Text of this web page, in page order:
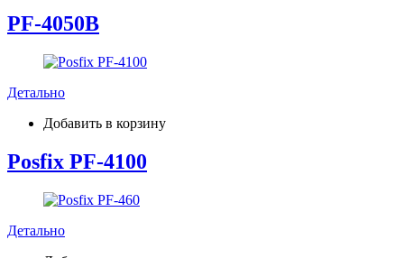
PF-4050B
Детально
Добавить в корзину
Posfix PF-4100
Детально